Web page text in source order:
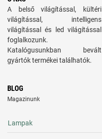
A belső világítással, kültéri
világítással, intelligens
világítással és led világítással
foglalkozunk.
Katalógusunkban bevált
gyártók termékei találhatók.
BLOG
Magazinunk
Lampak